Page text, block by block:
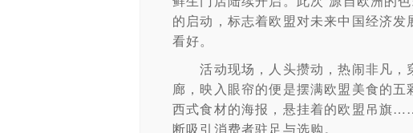
的启动，标志着欧盟对未来中国经济
看好。
活动现场，人头攒动，热闹非凡，
廊，映入眼帘的便是摆满欧盟美食的
西式食材的海报，悬挂着的欧盟吊旗
断吸引消费者驻足与选购。